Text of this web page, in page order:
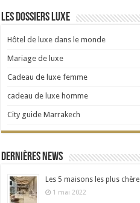
Les dossiers Luxe
Hôtel de luxe dans le monde
Mariage de luxe
Cadeau de luxe femme
cadeau de luxe homme
City guide Marrakech
Dernières news
Les 5 maisons les plus
1 mai 2022